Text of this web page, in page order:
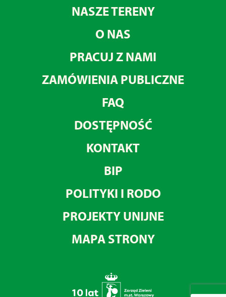
NASZE TERENY
O NAS
PRACUJ Z NAMI
ZAMÓWIENIA PUBLICZNE
FAQ
DOSTĘPNOŚĆ
KONTAKT
BIP
POLITYKI I RODO
PROJEKTY UNIJNE
MAPA STRONY